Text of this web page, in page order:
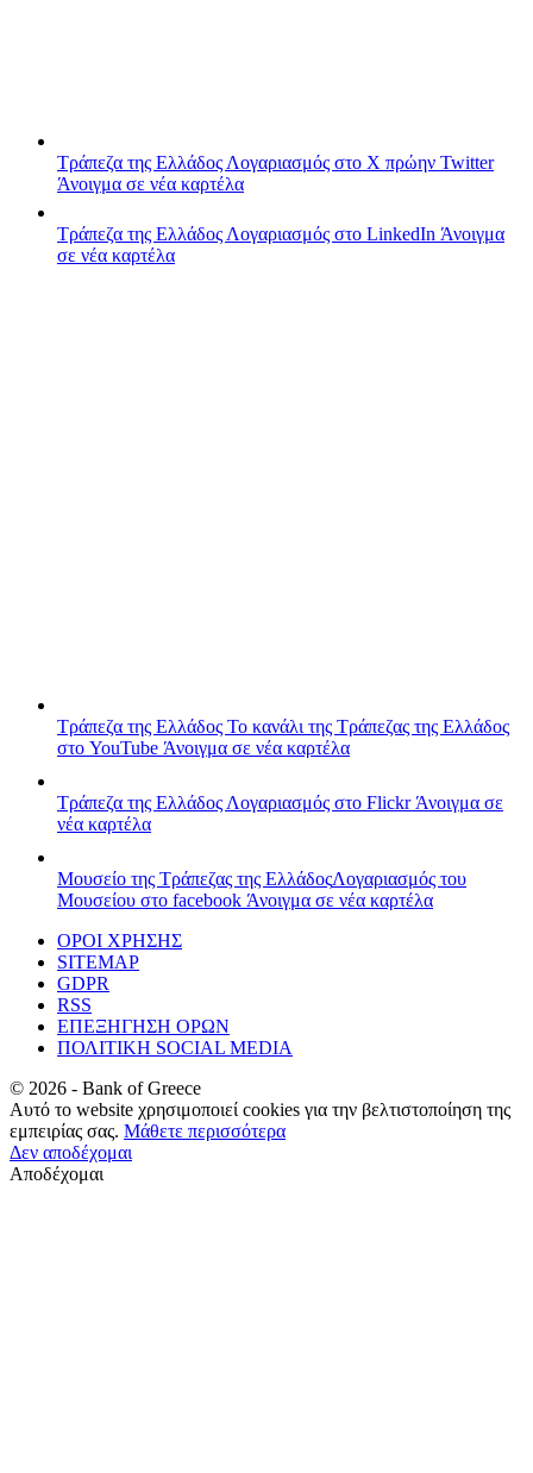
Τράπεζα της Ελλάδος Λογαριασμός στο X πρώην Twitter
Άνοιγμα σε νέα καρτέλα
Τράπεζα της Ελλάδος Λογαριασμός στο LinkedIn Άνοιγμα
σε νέα καρτέλα
Τράπεζα της Ελλάδος Το κανάλι της Τράπεζας της Ελλάδος
στο YouTube Άνοιγμα σε νέα καρτέλα
Τράπεζα της Ελλάδος Λογαριασμός στο FlickrΆνοιγμα σε
νέα καρτέλα
Μουσείο της Τράπεζας της ΕλλάδοςΛογαριασμός του
Μουσείου στο facebook Άνοιγμα σε νέα καρτέλα
ΟΡΟΙ ΧΡΗΣΗΣ
SITEMAP
GDPR
RSS
ΕΠΕΞΗΓΗΣΗ ΟΡΩΝ
ΠΟΛΙΤΙΚΗ SOCIAL MEDIA
© 2026 - Bank of Greece
Αυτό το website χρησιμοποιεί cookies για την βελτιστοποίηση της
εμπειρίας σας. Μάθετε περισσότερα
Δεν αποδέχομαι
Αποδέχομαι